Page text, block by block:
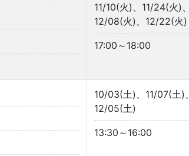
11/10(火)、11/24(火)、
12/08(火)、12/22(火)
17:00～18:00
10/03(土)、11/07(土)、
12/05(土)
13:30～16:00